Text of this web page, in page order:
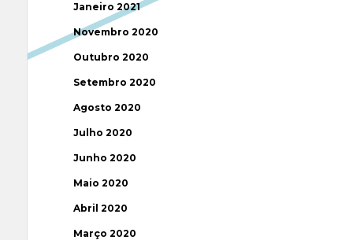
Janeiro 2021
Novembro 2020
Outubro 2020
Setembro 2020
Agosto 2020
Julho 2020
Junho 2020
Maio 2020
Abril 2020
Março 2020